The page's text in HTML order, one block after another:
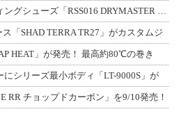
アールエスタイチの新ライディングシューズ「RSS016 DRYMASTER スト
「SHAD TERRA TR27」がカスタムジ
HEAT」が発売！ 最高約80℃の巻き
にシリーズ最小ボディ「LT-9000S」が
RR チョップドカーボン」を9/10発売！